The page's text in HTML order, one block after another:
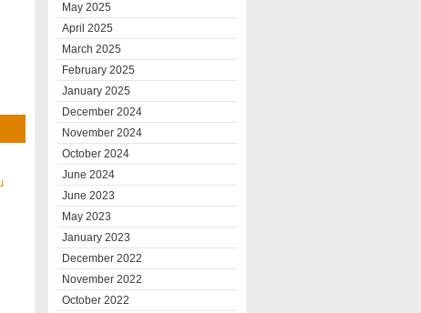
May 2025
April 2025
March 2025
February 2025
January 2025
December 2024
November 2024
October 2024
June 2024
June 2023
May 2023
January 2023
December 2022
November 2022
October 2022